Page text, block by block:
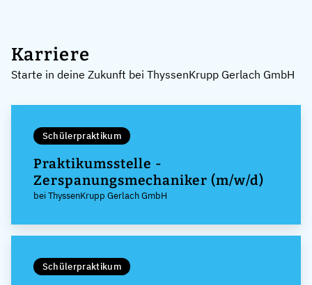
Karriere
Starte in deine Zukunft bei ThyssenKrupp Gerlach GmbH
Schülerpraktikum
Praktikumsstelle -
Zerspanungsmechaniker (m/w/d)
bei ThyssenKrupp Gerlach GmbH
Schülerpraktikum